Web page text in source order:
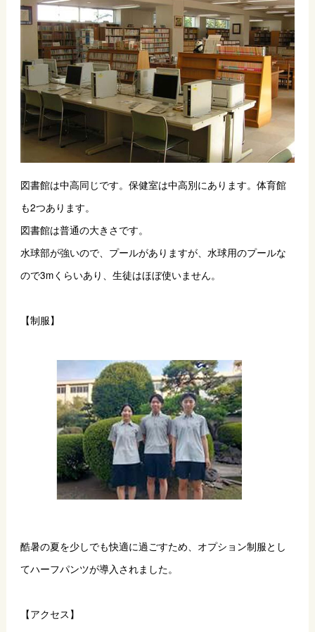
図書館は中高同じです。保健室は中高別にあります。体育館
も2つあります。
図書館は普通の大きさです。
水球部が強いので、プールがありますが、水球用のプールな
ので3mくらいあり、生徒はほぼ使いません。
【制服】
酷暑の夏を少しでも快適に過ごすため、オプション制服とし
てハーフパンツが導入されました。
【アクセス】